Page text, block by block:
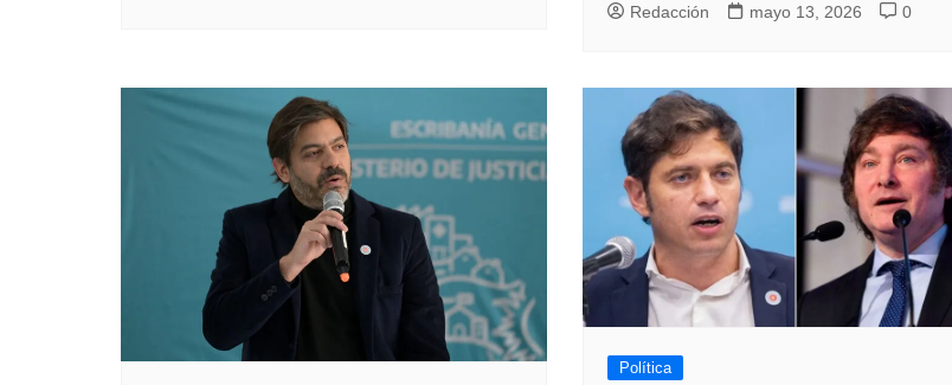
Redacción mayo 13, 2026 0
Política